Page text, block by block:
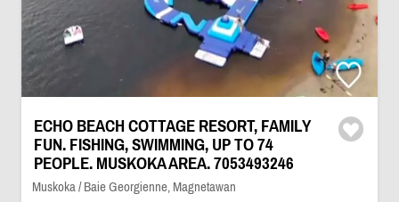
ECHO BEACH COTTAGE RESORT, FAMILY
FUN. FISHING, SWIMMING, UP TO 74
PEOPLE. MUSKOKA AREA. 7053493246
Muskoka / Baie Georgienne, Magnetawan